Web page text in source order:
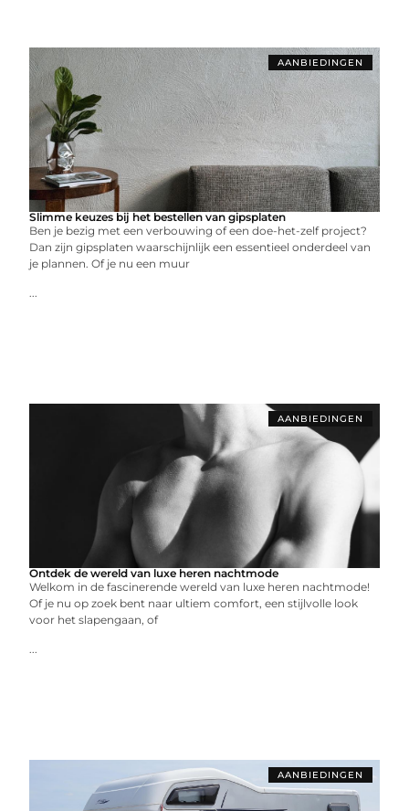
AANBIEDINGEN
Slimme keuzes bij het bestellen van gipsplaten
Ben je bezig met een verbouwing of een doe-het-zelf project?
Dan zijn gipsplaten waarschijnlijk een essentieel onderdeel van
je plannen. Of je nu een muur
...
AANBIEDINGEN
Ontdek de wereld van luxe heren nachtmode
Welkom in de fascinerende wereld van luxe heren nachtmode!
Of je nu op zoek bent naar ultiem comfort, een stijlvolle look
voor het slapengaan, of
...
AANBIEDINGEN